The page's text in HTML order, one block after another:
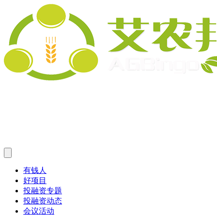
有钱人
好项目
投融资专题
投融资动态
会议活动